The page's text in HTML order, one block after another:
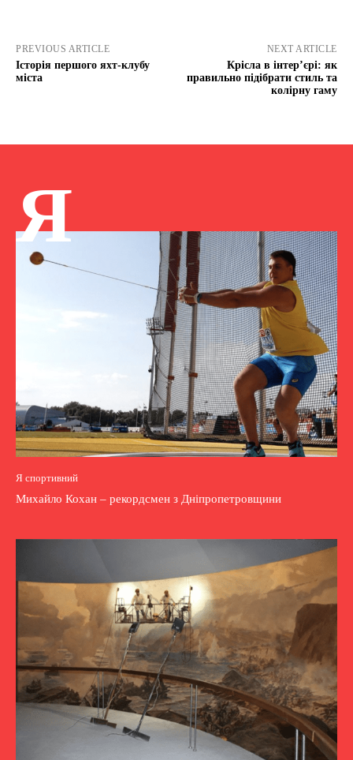
PREVIOUS ARTICLE
Історія першого яхт-клубу
міста
NEXT ARTICLE
Крісла в інтер’єрі: як
правильно підібрати стиль та
колірну гаму
Я
Я спортивний
Михайло Кохан – рекордсмен з Дніпропетровщини